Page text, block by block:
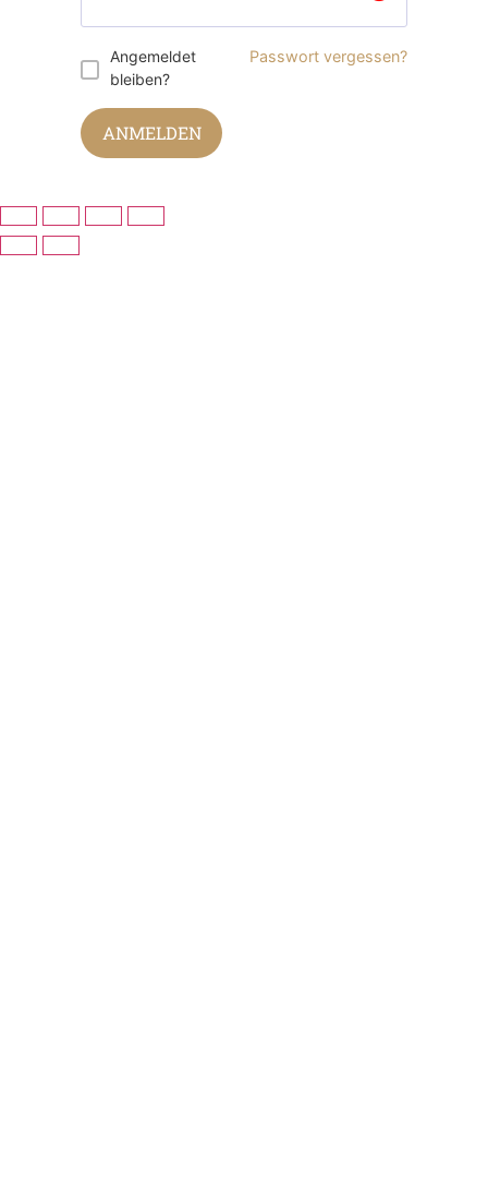
Angemeldet
bleiben?
Passwort vergessen?
ANMELDEN